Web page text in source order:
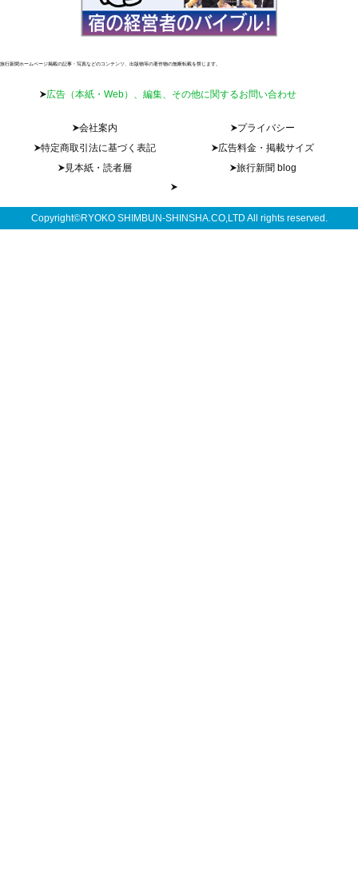
旅行新聞ホームページ掲載の記事・写真などのコンテンツ、出版物等の著作物の無断転載を禁じます。
広告（本紙・Web）、編集、その他に関するお問い合わせ
会社案内
プライバシー
特定商取引法に基づく表記
広告料金・掲載サイズ
見本紙・読者層
旅行新聞 blog
Copyright©RYOKO SHIMBUN-SHINSHA.CO,LTD All rights reserved.